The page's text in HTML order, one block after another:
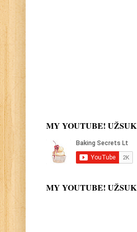
MY YOUTUBE! UŽSUK
MY YOUTUBE! UŽSUK